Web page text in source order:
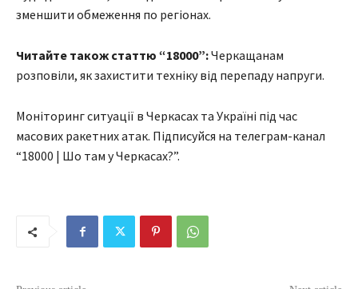
зменшити обмеження по регіонах.
Читайте також статтю “18000”:Черкащанам
розповіли, як захистити техніку від перепаду напруги.
Моніторинг ситуації в Черкасах та Україні під час
масових ракетних атак. Підписуйся на телеграм-канал
“18000 | Шо там у Черкасах?”.